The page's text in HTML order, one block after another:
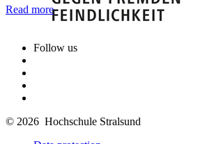
Read more
Follow us
© 2026 Hochschule Stralsund